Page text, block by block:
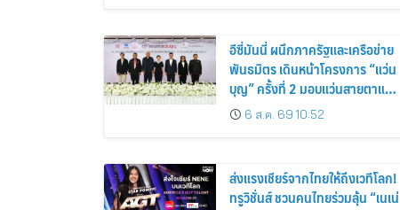
อีซี่มันนี่ ผนึกภาครัฐและเครือข่าย
พันธมิตร เดินหน้าโครงการ “แว่น
บุญ” ครั้งที่ 2 มอบแว่นสายตาแก่
ประชาชน 600 คน ขยายโอกาส
การมองเห็นสู่ชุมชนไทย
6 ส.ค. 69 10:52
ส่งแรงเชียร์จากไทยให้ถึงเวทีโลก!
ทรูวิชั่นส์ ชวนคนไทยร่วมลุ้น “เนเน่